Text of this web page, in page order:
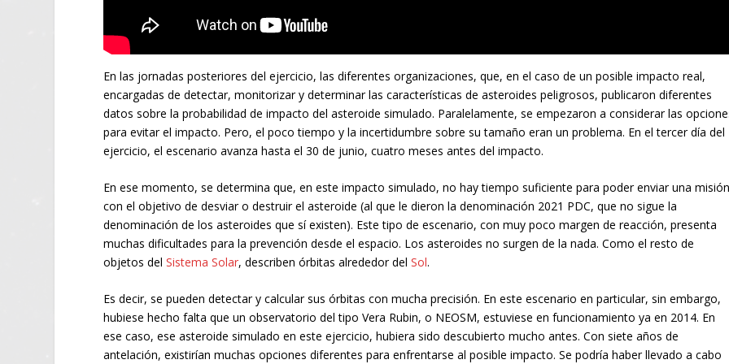
En las jornadas posteriores del ejercicio, las diferentes organizaciones, que, en el caso de un posible impacto real,
encargadas de detectar, monitorizar y determinar las características de asteroides peligrosos, publicaron diferentes
datos sobre la probabilidad de impacto del asteroide simulado. Paralelamente, se empezaron a considerar las
para evitar el impacto. Pero, el poco tiempo y la incertidumbre sobre su tamaño eran un problema. En el tercer día del
ejercicio, el escenario avanza hasta el 30 de junio, cuatro meses antes del impacto.
En ese momento, se determina que, en este impacto simulado, no hay tiempo suficiente para poder enviar una
con el objetivo de desviar o destruir el asteroide (al que le dieron la denominación 2021 PDC, que no sigue la
denominación de los asteroides que sí existen). Este tipo de escenario, con muy poco margen de reacción, presenta
muchas dificultades para la prevención desde el espacio. Los asteroides no surgen de la nada. Como el resto de
objetos delSistema Solar, describen órbitas alrededor delSol.
Es decir, se pueden detectar y calcular sus órbitas con mucha precisión. En este escenario en particular, sin embargo,
hubiese hecho falta que un observatorio del tipo Vera Rubin, o NEOSM, estuviese en funcionamiento ya en 2014. En
ese caso, ese asteroide simulado en este ejercicio, hubiera sido descubierto mucho antes. Con siete años de
antelación, existirían muchas opciones diferentes para enfrentarse al posible impacto. Se podría haber llevado a cabo